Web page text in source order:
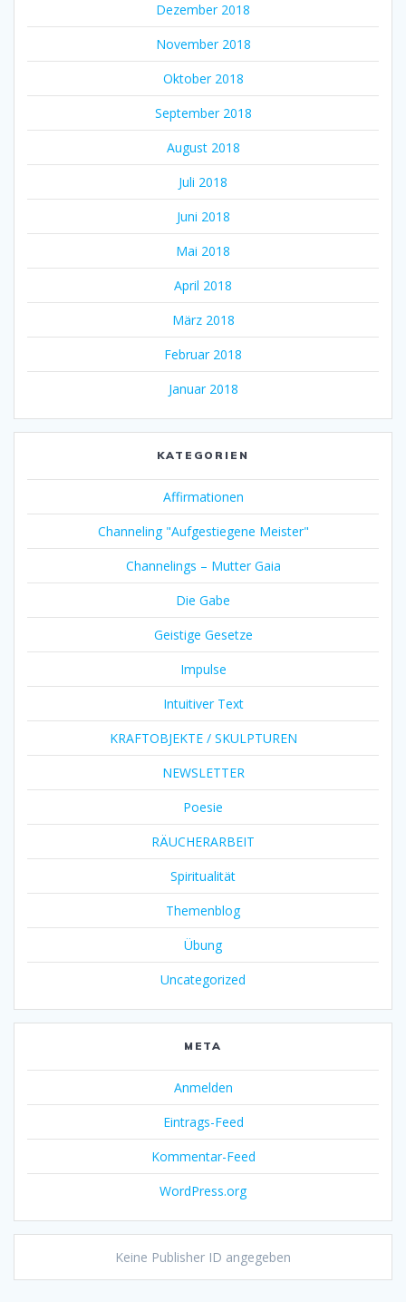
Dezember 2018
November 2018
Oktober 2018
September 2018
August 2018
Juli 2018
Juni 2018
Mai 2018
April 2018
März 2018
Februar 2018
Januar 2018
KATEGORIEN
Affirmationen
Channeling "Aufgestiegene Meister"
Channelings – Mutter Gaia
Die Gabe
Geistige Gesetze
Impulse
Intuitiver Text
KRAFTOBJEKTE / SKULPTUREN
NEWSLETTER
Poesie
RÄUCHERARBEIT
Spiritualität
Themenblog
Übung
Uncategorized
META
Anmelden
Eintrags-Feed
Kommentar-Feed
WordPress.org
Keine Publisher ID angegeben